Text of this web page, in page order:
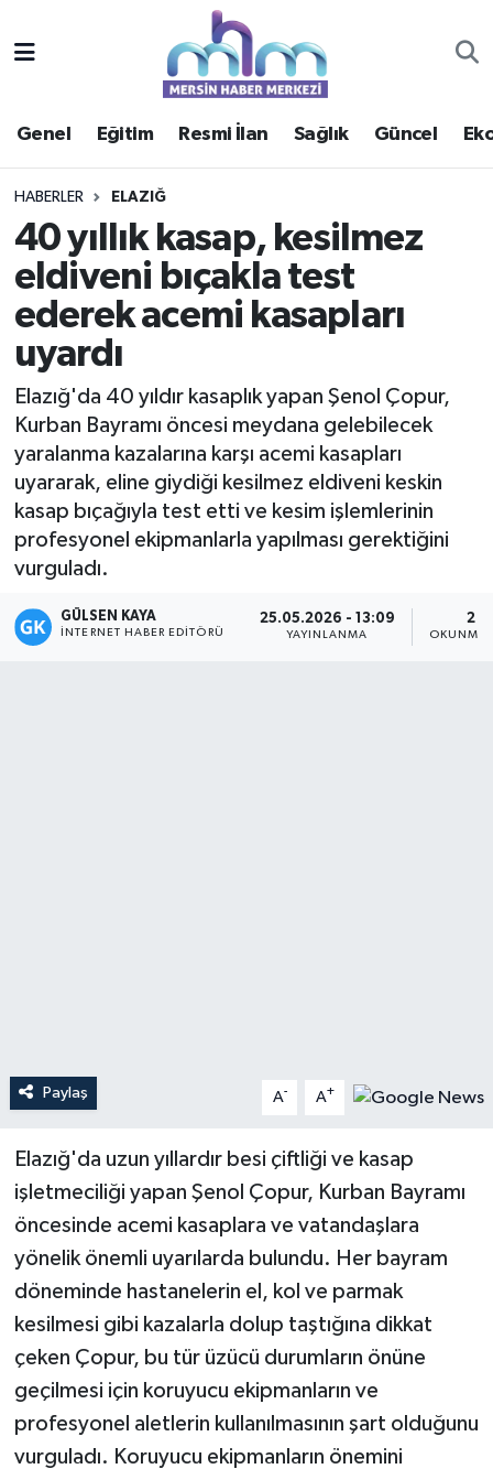
Genel Eğitim Resmi İlan Sağlık Güncel
HABERLER ELAZIĞ
40 yıllık kasap, kesilmez
eldiveni bıçakla test
ederek acemi kasapları
uyardı
Elazığ'da 40 yıldır kasaplık yapan Şenol Çopur,
Kurban Bayramı öncesi meydana gelebilecek
yaralanma kazalarına karşı acemi kasapları
uyararak, eline giydiği kesilmez eldiveni keskin
kasap bıçağıyla test etti ve kesim işlemlerinin
profesyonel ekipmanlarla yapılması gerektiğini
vurguladı.
GÜLSEN KAYA
İNTERNET HABER EDITÖRÜ
25.05.2026 - 13:09
YAYINLANMA
2
OKUNMA
Paylaş A- A+
Elazığ'da uzun yıllardır besi çiftliği ve kasap
işletmeciliği yapan Şenol Çopur, Kurban Bayramı
öncesinde acemi kasaplara ve vatandaşlara
yönelik önemli uyarılarda bulundu. Her bayram
döneminde hastanelerin el, kol ve parmak
kesilmesi gibi kazalarla dolup taştığına dikkat
çeken Çopur, bu tür üzücü durumların önüne
geçilmesi için koruyucu ekipmanların ve
profesyonel aletlerin kullanılmasının şart olduğunu
vurguladı. Koruyucu ekipmanların önemini
Çevre
Eğitim
Ekonomi
Genel
Güncel
Haberde insan
Kültür - Sanat
Magazin
Yaşam
Mersin Hava Durumu
Mersin Trafik Yoğunluk Haritası
Süper Lig Puan Durumu ve Fikstür
Tüm Manşetler
Son Dakika Haberleri
Haber Arşivi